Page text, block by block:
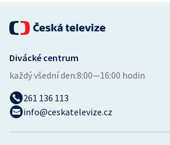
Divácké centrum
každý všední den:8:00—16:00 hodin
261 136 113
info@ceskatelevize.cz